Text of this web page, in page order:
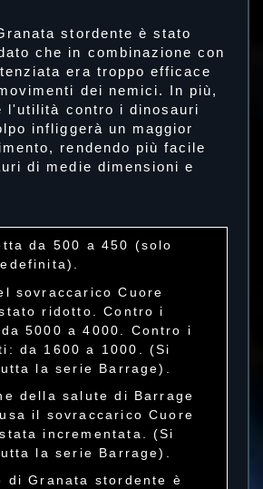
stordente è stato
che in combinazione con
era troppo efficace
dei nemici. In più,
l'utilità contro i dinosauri
infliggerà un maggior
rendendo più facile
di medie dimensioni e
da 500 a 450 (solo
sovraccarico Cuore
ridotto. Contro i
5000 a 4000. Contro i
da 1600 a 1000. (Si
la serie Barrage).
della salute di Barrage
il sovraccarico Cuore
incrementata. (Si
la serie Barrage).
di Granata stordente è